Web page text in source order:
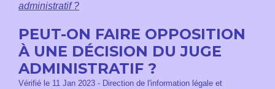
administratif ?
PEUT-ON FAIRE OPPOSITION
À UNE DÉCISION DU JUGE
ADMINISTRATIF ?
Vérifié le 11 Jan 2023 - Direction de l'information légale et